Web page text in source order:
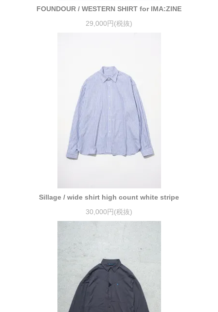
FOUNDOUR / WESTERN SHIRT for IMA:ZINE
29,000円(税抜)
Sillage / wide shirt high count white stripe
30,000円(税抜)